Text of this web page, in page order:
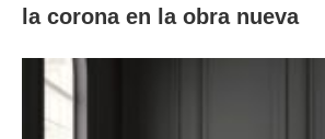
la corona en la obra nueva